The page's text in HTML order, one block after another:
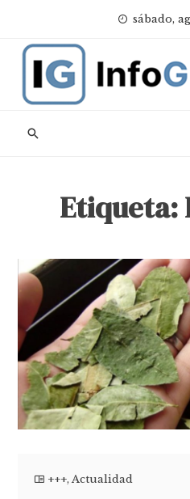
content
sábado,
Etiqueta:
+++,Actualidad